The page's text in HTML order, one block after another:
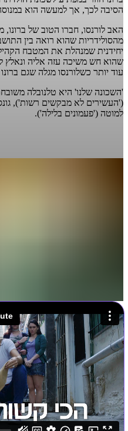
הסיבה לכך, אך למעשה הוא
האב לורנסו, חברו הטוב של ברונו,
מהסולידריות שהוא רואה בין
יחידנית שמנהלת את המטבח
שהוא חש משיכה עזה אליה ונאלץ
עוד יותר כשלורנסו מגלה שגם
'השכונה שלנו' היא טלנובלה
('העשירים לא מבקשים רשות'),
למוטה ('פעמונים בלילה').